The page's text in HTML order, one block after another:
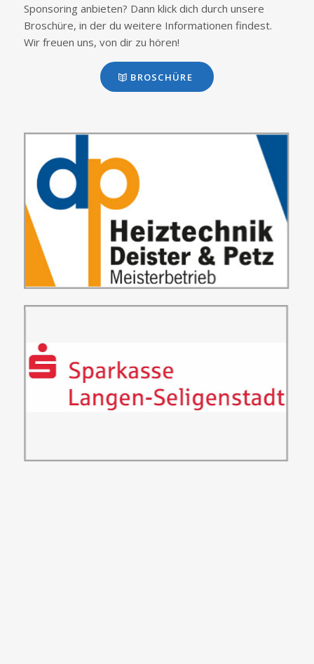
Sponsoring anbieten? Dann klick dich durch unsere
Broschüre, in der du weitere Informationen findest.
Wir freuen uns, von dir zu hören!
BROSCHÜRE